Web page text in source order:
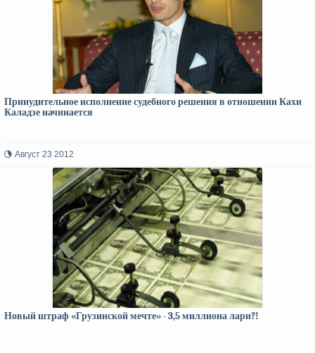
Принудительное исполнение судебного решения в отношении Кахи
Каладзе начинается
Август 23 2012
Новый штраф «Грузинской мечте» - 3,5 миллиона лари?!